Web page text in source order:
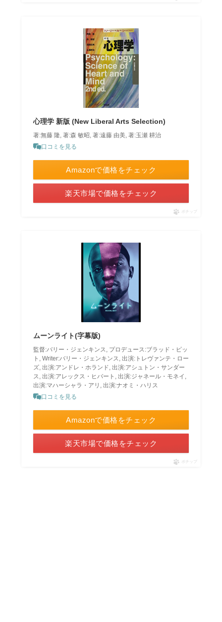
心理学 新版 (New Liberal Arts Selection)
著:無藤 隆, 著:森 敏昭, 著:遠藤 由美, 著:玉瀬 耕治
口コミを見る
Amazonで価格をチェック
楽天市場で価格をチェック
ポチップ
ムーンライト(字幕版)
監督:バリー・ジェンキンス, プロデュース:ブラッド・ピッ
ト, Writer:バリー・ジェンキンス, 出演:トレヴァンテ・ロー
ズ, 出演:アンドレ・ホランド, 出演:アシュトン・サンダー
ス, 出演:アレックス・ヒバート, 出演:ジャネール・モネイ,
出演:マハーシャラ・アリ, 出演:ナオミ・ハリス
口コミを見る
Amazonで価格をチェック
楽天市場で価格をチェック
ポチップ